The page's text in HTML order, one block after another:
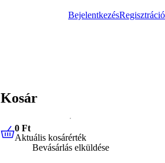
BejelentkezésRegisztráció
Kosár
0 FtAktuális kosárérték
0 Ft
Aktuális kosárérték
Bevásárlás elküldése